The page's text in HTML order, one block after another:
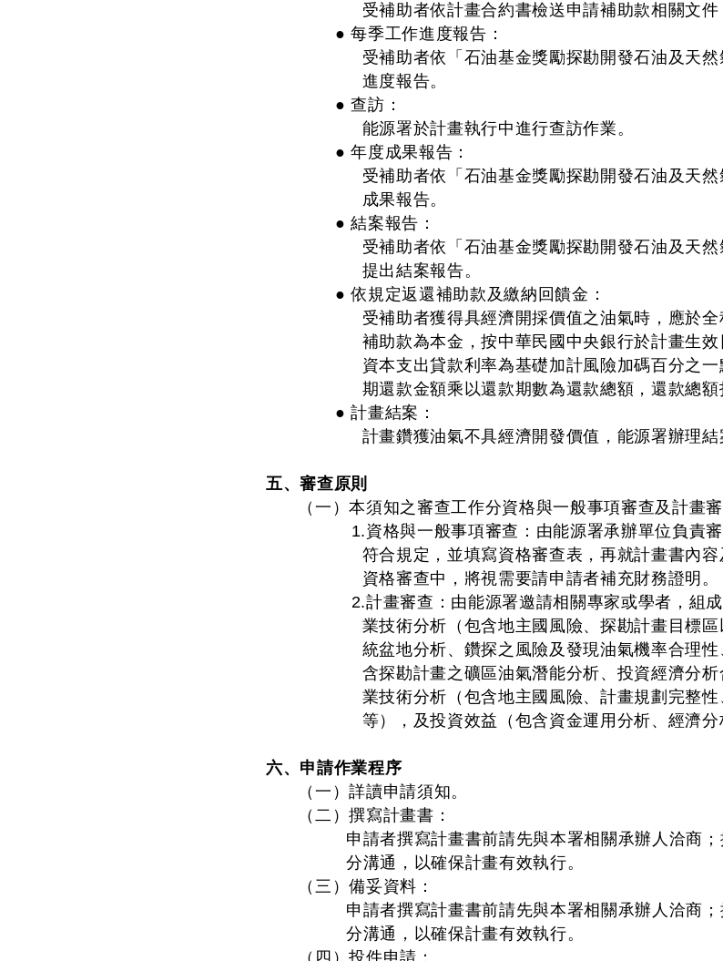
受補助者依計畫合約書檢送申請補助款相關文
● 每季工作進度報告：
受補助者依「石油基金獎勵探勘開發石油及天
進度報告。
● 查訪：
能源署於計畫執行中進行查訪作業。
● 年度成果報告：
受補助者依「石油基金獎勵探勘開發石油及天
成果報告。
● 結案報告：
受補助者依「石油基金獎勵探勘開發石油及天
提出結案報告。
● 依規定返還補助款及繳納回饋金：
受補助者獲得具經濟開採價值之油氣時，應於
補助款為本金，按中華民國中央銀行於計畫生
資本支出貸款利率為基礎加計風險加碼百分之
期還款金額乘以還款期數為還款總額，還款總額
● 計畫結案：
計畫鑽獲油氣不具經濟開發價值，能源署辦理
五、審查原則
（一）本須知之審查工作分資格與一般事項審查及計畫審
1.資格與一般事項審查：由能源署承辦單位負責
符合規定，並填寫資格審查表，再就計畫書內
資格審查中，將視需要請申請者補充財務證明。
2.計畫審查：由能源署邀請相關專家或學者，組
業技術分析（包含地主國風險、探勘計畫目標
統盆地分析、鑽探之風險及發現油氣機率合理
含探勘計畫之礦區油氣潛能分析、投資經濟分
業技術分析（包含地主國風險、計畫規劃完整
等），及投資效益（包含資金運用分析、經濟
六、申請作業程序
（一）詳讀申請須知。
（二）撰寫計畫書：
申請者撰寫計畫書前請先與本署相關承辦人洽商
分溝通，以確保計畫有效執行。
（三）備妥資料：
申請者撰寫計畫書前請先與本署相關承辦人洽商
分溝通，以確保計畫有效執行。
（四）投件申請：